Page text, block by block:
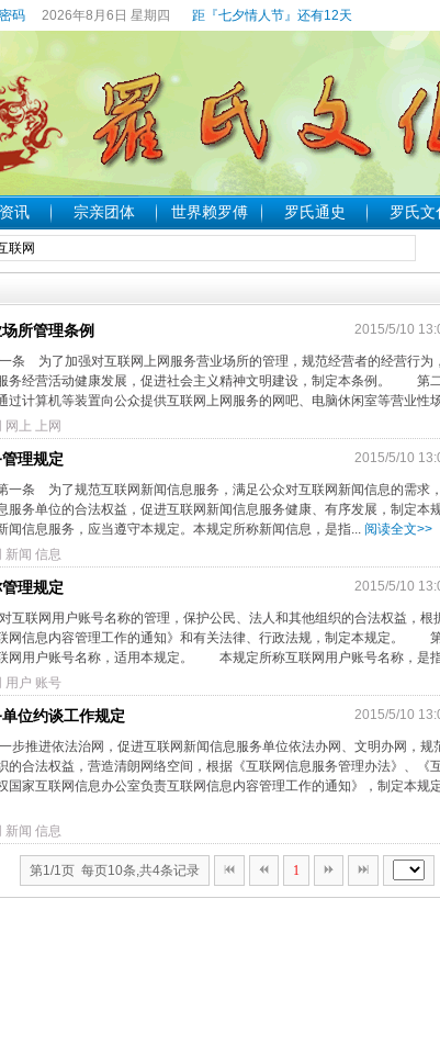
码 2026年8月6日 星期四 距『七夕情人节』还有12天
讯 宗亲团体 世界赖罗傅 罗氏通史 罗氏文
联网
2015/5/10
所管理条例
为了加强对互联网上网服务营业场所的管理，规范经营者的经营行为
务经营活动健康发展，促进社会主义精神文明建设，制定本条例。 第
过计算机等装置向公众提供互联网上网服务的网吧、电脑休闲室等营业性
网上 上网
2015/5/10
理规定
为了规范互联网新闻信息服务，满足公众对互联网新闻信息的需求，
服务单位的合法权益，促进互联网新闻信息服务健康、有序发展，制定
闻信息服务，应当遵守本规定。本规定所称新闻信息，是指... 阅读全文>>
新闻 信息
2015/5/10
理规定
联网用户账号名称的管理，保护公民、法人和其他组织的合法权益，根
网信息内容管理工作的通知》和有关法律、行政法规，制定本规定。
网用户账号名称，适用本规定。 本规定所称互联网用户账号名称，是
用户 账号
2015/5/10
位约谈工作规定
推进依法治网，促进互联网新闻信息服务单位依法办网、文明办网，规
的合法权益，营造清朗网络空间，根据《互联网信息服务管理办法》、《
国家互联网信息办公室负责互联网信息内容管理工作的通知》，制定本
新闻 信息
第1/1页 每页10条,共4条记录 1